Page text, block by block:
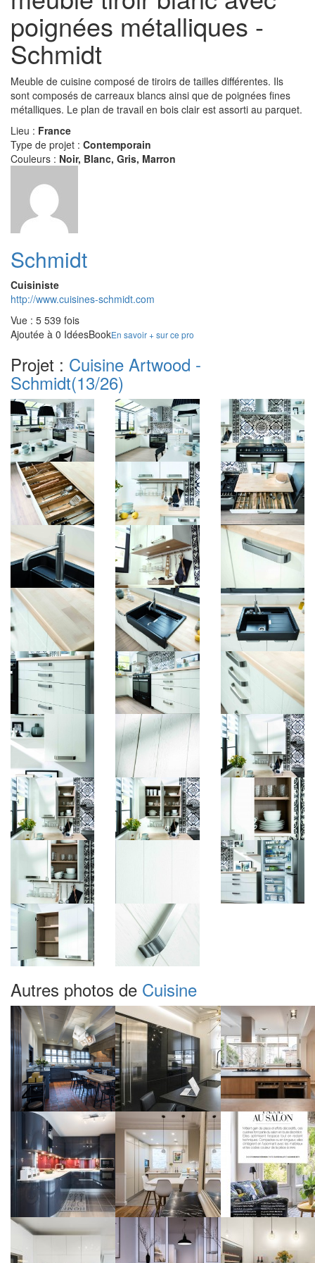
poignées métalliques -
Schmidt
Meuble de cuisine composé de tiroirs de tailles différentes. Ils
sont composés de carreaux blancs ainsi que de poignées fines
métalliques. Le plan de travail en bois clair est assorti au parquet.
Lieu : France
Type de projet : Contemporain
Couleurs : Noir, Blanc, Gris, Marron
Schmidt
Cuisiniste
http://www.cuisines-schmidt.com
Vue : 5 539 fois
Ajoutée à 0 IdéesBookEn savoir + sur ce pro
Projet : Cuisine Artwood -
Schmidt(13/26)
Autres photos de Cuisine